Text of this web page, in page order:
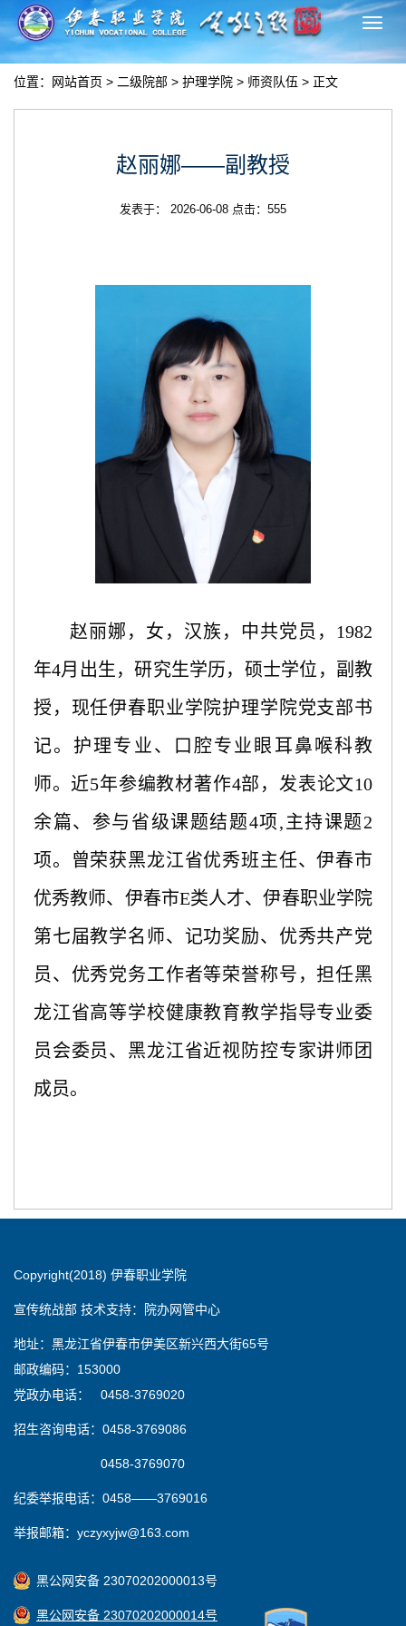
切
换
位置： 网站首页 > 二级院部 > 护理学院 > 师资队伍 > 正文
赵丽娜——副教授
发表于： 2026-06-08 点击： 555
赵丽娜，女，汉族，中共党员， 1982
年4月出生，研究生学历，硕士学位，副教
授，现任伊春职业学院护理学院党支部书
记。护理专业、口腔专业眼耳鼻喉科教
师。近5年参编教材著作4部，发表论文10
余篇、参与省级课题结题4项,主持课题2
项。曾荣获黑龙江省优秀班主任、伊春市
优秀教师、伊春市E类人才、伊春职业学院
第七届教学名师、记功奖励、优秀共产党
员、优秀党务工作者等荣誉称号，担任黑
龙江省高等学校健康教育教学指导专业委
员会委员、黑龙江省近视防控专家讲师团
成员。
Copyright(2018) 伊春职业学院
宣传统战部 技术支持：院办网管中心
地址：黑龙江省伊春市伊美区新兴西大街65号
邮政编码：153000
党政办电话： 0458-3769020
招生咨询电话：0458-3769086
0458-3769070
纪委举报电话：0458——3769016
举报邮箱：yczyxyjw@163.com
黑公网安备 23070202000013号
黑公网安备 23070202000014号